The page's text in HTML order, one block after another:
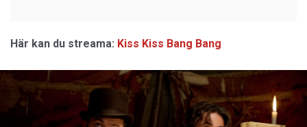
Här kan du streama: Kiss Kiss Bang Bang